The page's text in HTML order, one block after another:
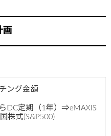
画
ング金額
DC定期（1年）⇒eMAXIS
株式(S&P500)